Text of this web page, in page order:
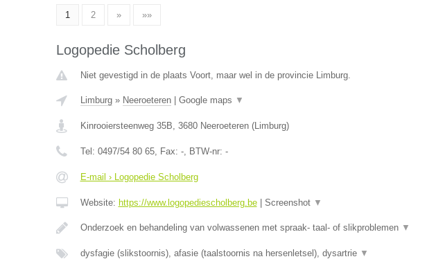
1 2 » »»
Logopedie Scholberg
Niet gevestigd in de plaats Voort, maar wel in de provincie Limburg.
Limburg» Neeroeteren| Google maps ▼
Kinrooiersteenweg 35B, 3680 Neeroeteren(Limburg)
Tel: 0497/54 80 65, Fax: -, BTW-nr: -
E-mail › Logopedie Scholberg
Website: https://www.logopediescholberg.be| Screenshot ▼
Onderzoek en behandeling van volwassenen met spraak- taal- of slikproblemen ▼
dysfagie (slikstoornis), afasie (taalstoornis na hersenletsel), dysartrie ▼